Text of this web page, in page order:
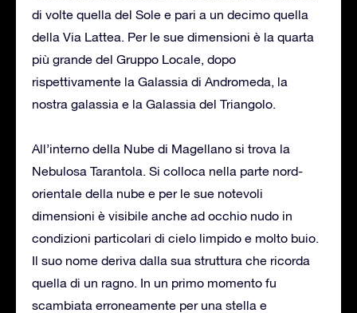
di volte quella del Sole e pari a un decimo quella
della Via Lattea. Per le sue dimensioni è la quarta
più grande del Gruppo Locale, dopo
rispettivamente la Galassia di Andromeda, la
nostra galassia e la Galassia del Triangolo.
All’interno della Nube di Magellano si trova la
Nebulosa Tarantola. Si colloca nella parte nord-
orientale della nube e per le sue notevoli
dimensioni è visibile anche ad occhio nudo in
condizioni particolari di cielo limpido e molto buio.
Il suo nome deriva dalla sua struttura che ricorda
quella di un ragno. In un primo momento fu
scambiata erroneamente per una stella e